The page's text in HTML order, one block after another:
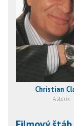
Christian
Astérix